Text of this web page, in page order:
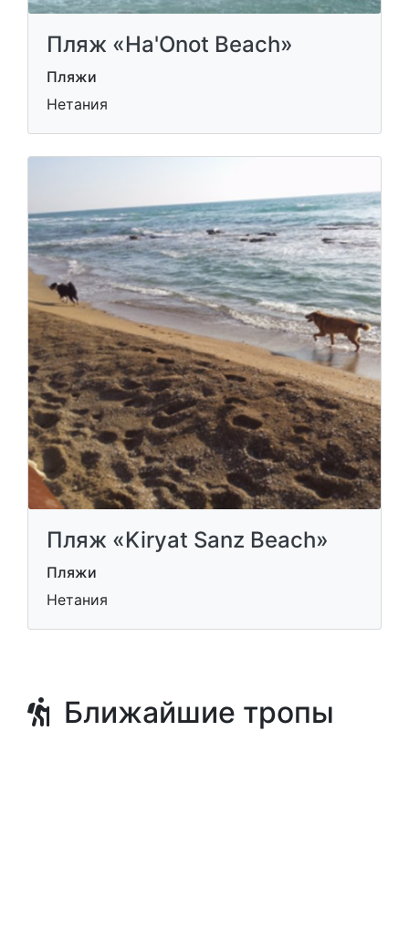
Пляж «Ha'Onot Beach»
Пляжи
Нетания
Пляж «Kiryat Sanz Beach»
Пляжи
Нетания
Ближайшие тропы